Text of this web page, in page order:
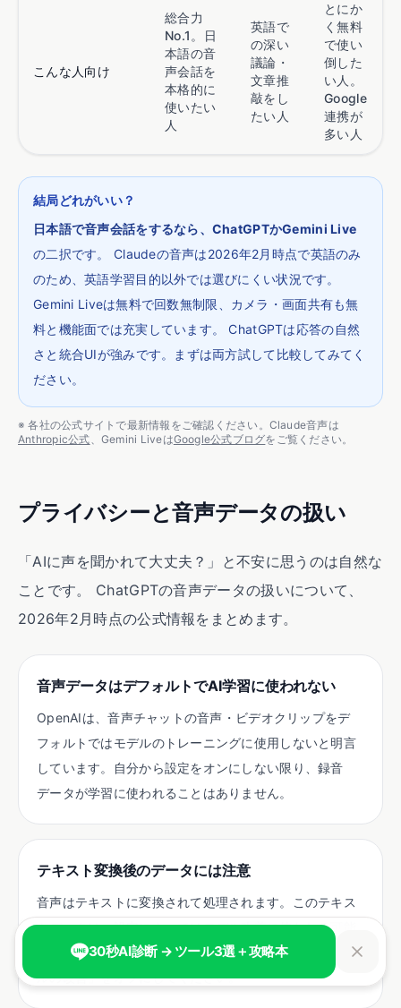
こんな人向け
総合力
No.1。日
本語の音
声会話を
本格的に
使いたい
人
英語で
の深い
議論・
文章推
敲をし
たい人
とにか
く無料
で使い
倒した
い人。
Google
連携が
多い人
結局どれがいい？
日本語で音声会話をするなら、ChatGPTかGemini Live
の二択です。 Claudeの音声は2026年2月時点で英語のみ
のため、英語学習目的以外では選びにくい状況です。
Gemini Liveは無料で回数無制限、カメラ・画面共有も無
料と機能面では充実しています。 ChatGPTは応答の自然
さと統合UIが強みです。まずは両方試して比較してみてく
ださい。
※ 各社の公式サイトで最新情報をご確認ください。Claude音声は
Anthropic公式、Gemini LiveはGoogle公式ブログをご覧ください。
プライバシーと音声データの扱い
「AIに声を聞かれて大丈夫？」と不安に思うのは自然な
ことです。 ChatGPTの音声データの扱いについて、
2026年2月時点の公式情報をまとめます。
音声データはデフォルトでAI学習に使われない
OpenAIは、音声チャットの音声・ビデオクリップをデ
フォルトではモデルのトレーニングに使用しないと明言
しています。自分から設定をオンにしない限り、録音
データが学習に使われることはありません。
テキスト変換後のデータには注意
音声はテキストに変換されて処理されます。このテキス
トデータは、設定によってはモデル改善に使われる可能
性があります。気になる方は「設定 > データ管理 > モデ
ルの改善」をオフにしてください。
30秒AI診断 → ツール3選＋攻略本